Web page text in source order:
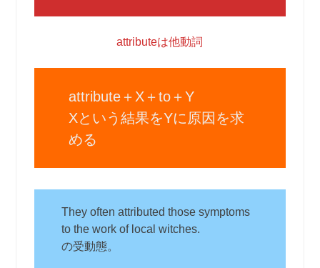
attributeは他動詞
attribute＋X＋to＋Y
Xという結果をYに原因を求
める
They often attributed those symptoms
to the work of local witches.
の受動態。